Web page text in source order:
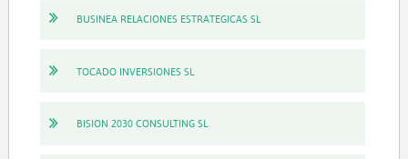
BUSINEA RELACIONES ESTRATEGICAS SL
TOCADO INVERSIONES SL
BISION 2030 CONSULTING SL